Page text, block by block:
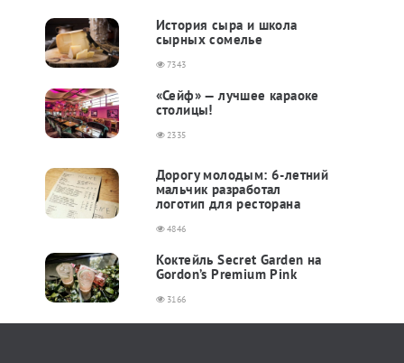
История сыра и школа
сырных сомелье
7343
«Сейф» — лучшее караоке
столицы!
2335
Дорогу молодым: 6-летний
мальчик разработал
логотип для ресторана
4846
Коктейль Secret Garden на
Gordon’s Premium Pink
3166